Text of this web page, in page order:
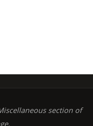
section of